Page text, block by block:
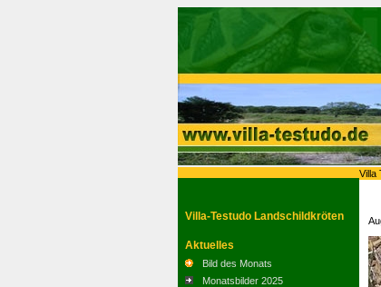
Villa
Villa-Testudo Landschildkröten
Aktuelles
Bild des Monats
Monatsbilder 2025